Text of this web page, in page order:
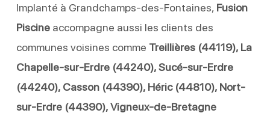
Implanté à Grandchamps-des-Fontaines, Fusion
Piscineaccompagne aussi les clients des
communes voisines comme Treillières (44119), La
Chapelle-sur-Erdre (44240), Sucé-sur-Erdre
(44240), Casson (44390), Héric (44810), Nort-
sur-Erdre (44390), Vigneux-de-Bretagne